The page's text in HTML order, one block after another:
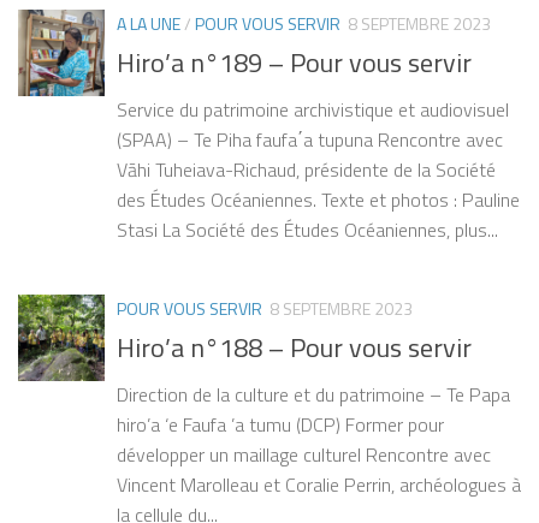
A LA UNE/POUR VOUS SERVIR 8 SEPTEMBRE 2023
Hiro’a n°189 – Pour vous servir
Service du patrimoine archivistique et audiovisuel
(SPAA) – Te Piha faufa΄a tupuna Rencontre avec
Vāhi Tuheiava-Richaud, présidente de la Société
des Études Océaniennes. Texte et photos : Pauline
Stasi La Société des Études Océaniennes, plus...
POUR VOUS SERVIR 8 SEPTEMBRE 2023
Hiro’a n°188 – Pour vous servir
Direction de la culture et du patrimoine – Te Papa
hiro’a ‘e Faufa ’a tumu (DCP) Former pour
développer un maillage culturel Rencontre avec
Vincent Marolleau et Coralie Perrin, archéologues à
la cellule du...